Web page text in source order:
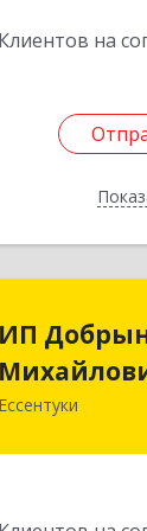
Клиентов на
ИП
Ессентуки
ИП